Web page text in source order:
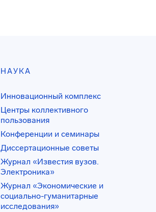
НАУКА
Инновационный комплекс
Центры коллективного
пользования
Конференции и семинары
Диссертационные советы
Журнал «Известия вузов.
Электроника»
Журнал «Экономические и
социально-гуманитарные
исследования»